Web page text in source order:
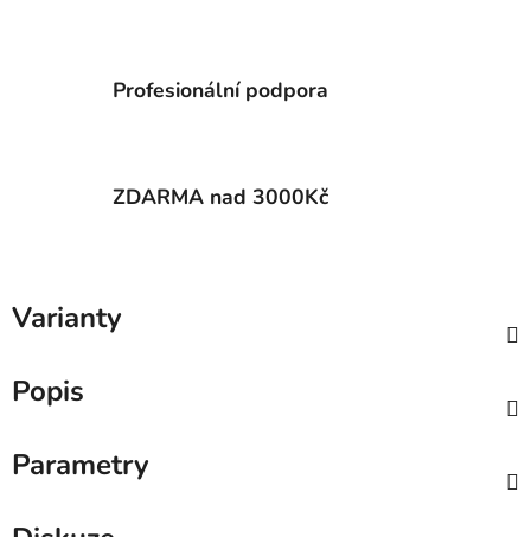
Profesionální podpora
ZDARMA nad 3000Kč
Varianty
Popis
Parametry